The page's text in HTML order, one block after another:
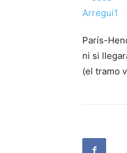
París-
ni si
(el tramo